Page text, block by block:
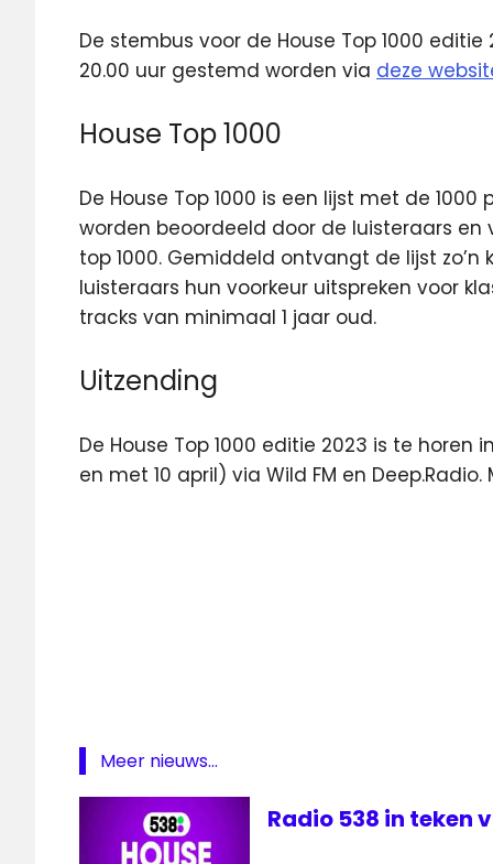
De stembus voor de House Top 1000
20.00 uur gestemd worden via deze
House Top 1000
De House Top 1000 is een lijst met de
worden beoordeeld door de luisteraars en
top 1000. Gemiddeld ontvangt de lijst
luisteraars hun voorkeur uitspreken voor
tracks van minimaal 1 jaar oud.
Uitzending
De House Top 1000 editie 2023 is te
en met 10 april) via Wild FM en
FMMeer nieuws...
Radio 538 in teken